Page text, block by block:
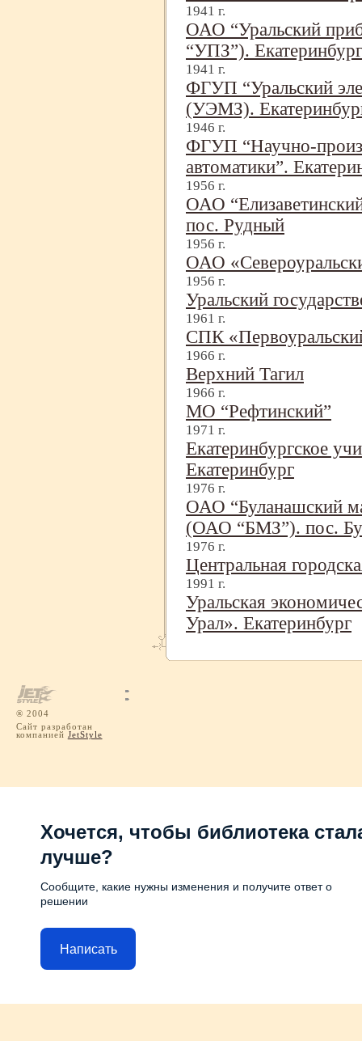
1941 г.
ОАО “Уральский
“УПЗ”). Екатеринбург
1941 г.
ФГУП “Уральский
(УЭМЗ).
1946 г.
ФГУП “Научно-
автоматики”.
1956 г.
ОАО
пос. Рудный
1956 г.
ОАО
1956 г.
Уральский
1961 г.
СПК
1966 г.
Верхний Тагил
1966 г.
МО “Рефтинский”
1971 г.
Екатеринбургское
Екатеринбург
1976 г.
ОАО “Буланашский
(ОАО “БМЗ”). пос.
1976 г.
Центральная
1991 г.
Уральская
Урал». Екатеринбург
® 2004
Сайт разработан
компанией JetStyle
Хочется, чтобы библиотека
лучше?
Сообщите, какие нужны изменения и получите ответ о
решении
Написать